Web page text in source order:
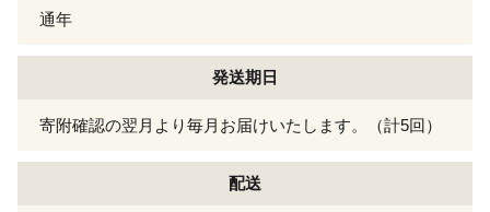
通年
発送期日
寄附確認の翌月より毎月お届けいたします。（計5回）
配送